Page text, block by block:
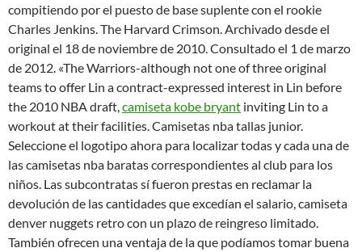
compitiendo por el puesto de base suplente con el rookie
Charles Jenkins. The Harvard Crimson. Archivado desde el
original el 18 de noviembre de 2010. Consultado el 1 de marzo
de 2012. «The Warriors-although not one of three original
teams to offer Lin a contract-expressed interest in Lin before
the 2010 NBA draft, camiseta kobe bryant inviting Lin to a
workout at their facilities. Camisetas nba tallas junior.
Seleccione el logotipo ahora para localizar todas y cada una de
las camisetas nba baratas correspondientes al club para los
niños. Las subcontratas sí fueron prestas en reclamar la
devolución de las cantidades que excedían el salario, camiseta
denver nuggets retro con un plazo de reingreso limitado.
También ofrecen una ventaja de la que podíamos tomar buena